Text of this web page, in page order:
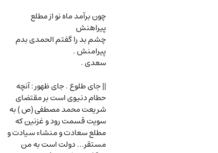
چون برآمد ماه نو از مطلع
پیراهنش
چشم بد را گفتم الحمدی بدم
پیرامنش .
سعدی .
|| جای طلوع . جای ظهور:آنچه
حطام دنیوی است بر مقتضای
شریعت محمد مصطفی (ص ) به
سویت قسمت رود و غزنین که
مطلع سعادت و منشاء سیادت و
مستقر... دولت است به من